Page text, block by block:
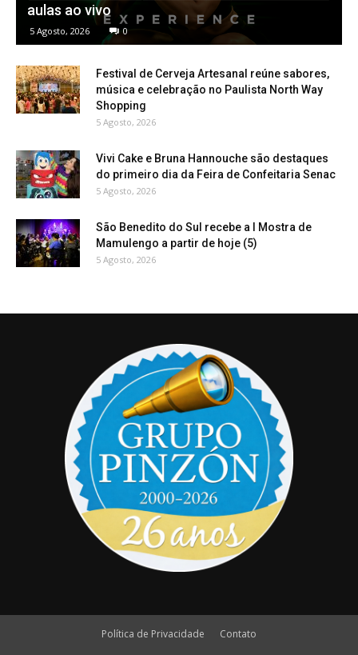
aulas ao vivo
5 Agosto, 2026 0
Festival de Cerveja Artesanal reúne sabores,
música e celebração no Paulista North Way
Shopping
5 Agosto, 2026
Vivi Cake e Bruna Hannouche são destaques
do primeiro dia da Feira de Confeitaria Senac
5 Agosto, 2026
São Benedito do Sul recebe a I Mostra de
Mamulengo a partir de hoje (5)
5 Agosto, 2026
Política de Privacidade Contato